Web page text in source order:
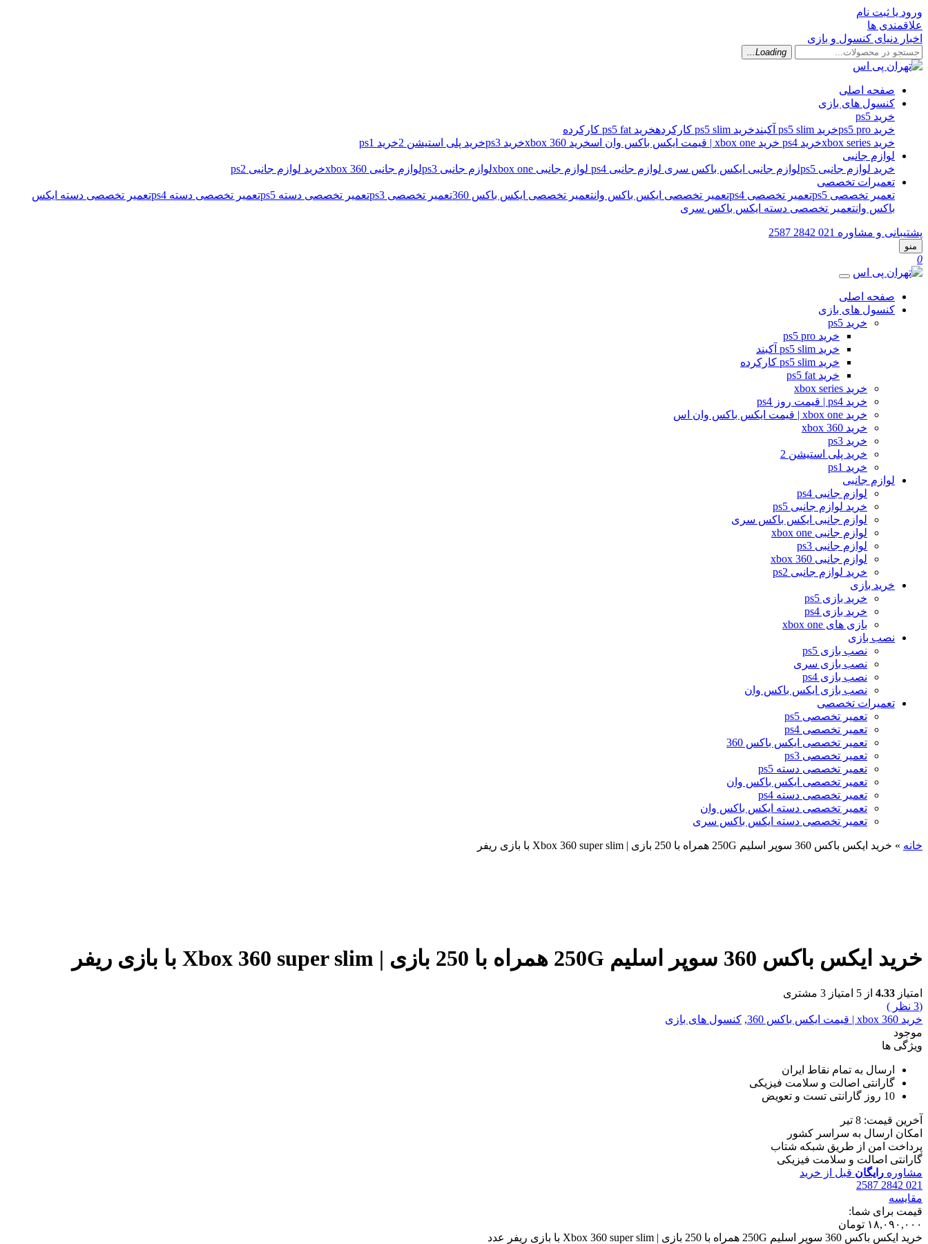
ورود یا ثبت نام
علاقمندی ها
اخبار دنیای کنسول و بازی
Loading...
صفحه اصلی
کنسول های بازی
خرید ps5
خرید ps5 pro
خرید ps5 slim آکبند خرید ps5 slim کارکرده
خرید ps5 fat کارکرده
خرید xbox series
خرید ps4 خرید xbox one | قیمت ایکس باکس وان اس خرید xbox 360 خرید ps3 خرید پلی استیشن 2
خرید ps1
لوازم جانبی
خرید لوازم جانبی ps5
لوازم جانبی ایکس باکس سری لوازم جانبی ps4 لوازم جانبی xbox one لوازم جانبی ps3 لوازم جانبی xbox 360
خرید لوازم جانبی ps2
تعمیرات تخصصی
تعمیر تخصصی ps5
تعمیر تخصصی ps4 تعمیر تخصصی ایکس باکس وانتعمیر تخصصی ایکس باکس 360 تعمیر تخصصی ps3 تعمیر تخصصی دسته ps5 تعمیر تخصصی دسته ps4
تعمیر تخصصی دسته ایکس
باکس وانتعمیر تخصصی دسته ایکس باکس سری
پشتیبانی و مشاوره 021 2842 2587
منو
0
صفحه اصلی
کنسول های بازی
خرید ps5
خرید ps5 pro
خرید ps5 slim آکبند
خرید ps5 slim کارکرده
خرید ps5 fat
خرید xbox series
خرید ps4 | قیمت روز ps4
خرید xbox one | قیمت ایکس باکس وان اس
خرید xbox 360
خرید ps3
خرید پلی استیشن 2
خرید ps1
لوازم جانبی
لوازم جانبی ps4
خرید لوازم جانبی ps5
لوازم جانبی ایکس باکس سری
لوازم جانبی xbox one
لوازم جانبی ps3
لوازم جانبی xbox 360
خرید لوازم جانبی ps2
خرید بازی
خرید بازی ps5
خرید بازی ps4
بازی های xbox one
نصب بازی
نصب بازی ps5
نصب بازی سری
نصب بازی ps4
نصب بازی ایکس باکس وان
تعمیرات تخصصی
تعمیر تخصصی ps5
تعمیر تخصصی ps4
تعمیر تخصصی ایکس باکس 360
تعمیر تخصصی ps3
تعمیر تخصصی دسته ps5
تعمیر تخصصی ایکس باکس وان
تعمیر تخصصی دسته ps4
تعمیر تخصصی دسته ایکس باکس وان
تعمیر تخصصی دسته ایکس باکس سری
خانه » خرید ایکس باکس 360 سوپر اسلیم 250G همراه با 250 بازی | Xbox 360 super slim با بازی ریفر
خرید ایکس باکس 360 سوپر اسلیم 250G همراه با 250 بازی | Xbox 360 super slim با بازی ریفر
امتیاز 4.33 از 5 امتیاز 3 مشتری
(
3 نظر )
خرید xbox 360 | قیمت ایکس باکس 360
, کنسول های بازی
موجود
ویژگی ها
ارسال به تمام نقاط ایران
گارانتی اصالت و سلامت فیزیکی
10 روز گارانتی تست و تعویض
آخرین قیمت: 8 تیر
امکان ارسال به سراسر کشور
پرداخت امن از طریق شبکه شتاب
گارانتی اصالت و سلامت فیزیکی
مشاوره رایگان قبل از خرید
021 2842 2587
مقایسه
قیمت برای شما:
۱۸,۰۹۰,۰۰۰ تومان
خرید ایکس باکس 360 سوپر اسلیم 250G همراه با 250 بازی | Xbox 360 super slim با بازی ریفر عدد